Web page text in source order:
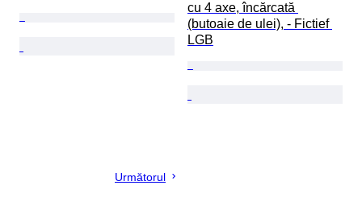
cu 4 axe, încărcată
(butoaie de ulei), - Fictief
LGB
Următorul